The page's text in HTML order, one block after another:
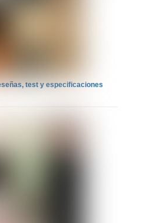
test y especificaciones